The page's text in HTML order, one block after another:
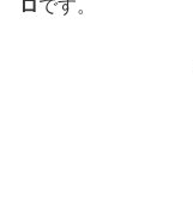
ロです。